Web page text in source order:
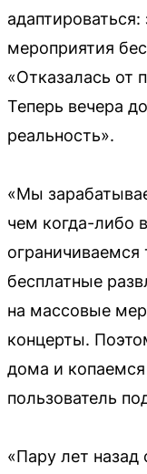
мероприятия
«Отказалась от
Теперь вечера
реальность».
«Мы
чем когда-либо
бесплатные
на массовые
концерты.
дома и
пользователь
«Пару лет назад